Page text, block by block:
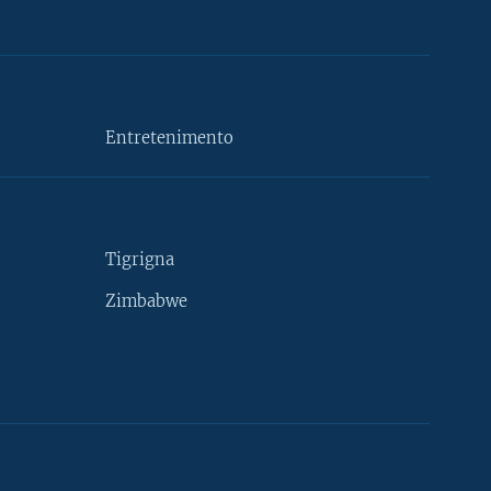
Entretenimento
Tigrigna
Zimbabwe